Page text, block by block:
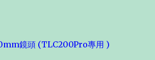
鏡頭 (TLC200Pro專用 )